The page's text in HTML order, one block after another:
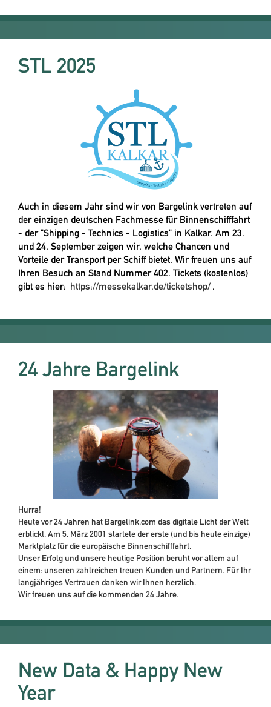
STL 2025
Auch in diesem Jahr sind wir von Bargelink vertreten auf
der einzigen deutschen Fachmesse für Binnenschifffahrt
- der "Shipping - Technics - Logistics" in Kalkar. Am 23.
und 24. September zeigen wir, welche Chancen und
Vorteile der Transport per Schiff bietet. Wir freuen uns auf
Ihren Besuch an Stand Nummer 402. Tickets (kostenlos)
gibt es hier: https://messekalkar.de/ticketshop/ .
24 Jahre Bargelink
Hurra!
Heute vor 24 Jahren hat Bargelink.com das digitale Licht der Welt
erblickt. Am 5. März 2001 startete der erste (und bis heute einzige)
Marktplatz für die europäische Binnenschifffahrt.
Unser Erfolg und unsere heutige Position beruht vor allem auf
einem: unseren zahlreichen treuen Kunden und Partnern. Für Ihr
langjähriges Vertrauen danken wir Ihnen herzlich.
Wir freuen uns auf die kommenden 24 Jahre.
New Data & Happy New
Year